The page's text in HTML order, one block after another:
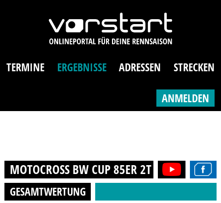
TERMINE ERGEBNISSE ADRESSEN STRECKEN
ANMELDEN
MOTOCROSS BW CUP 85ER 2T (10-16J.)
GESAMTWERTUNG